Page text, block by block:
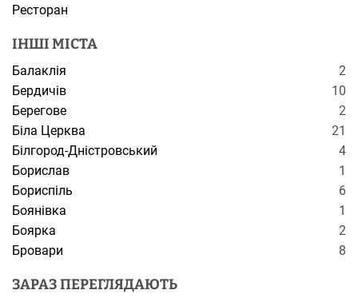
Ресторан
ІНШІ МІСТА
Балаклія
2
Бердичів
10
Берегове
2
Біла Церква
21
Білгород-Дністровський
4
Борислав
1
Бориспіль
6
Боянівка
1
Боярка
2
Бровари
8
ЗАРАЗ ПЕРЕГЛЯДАЮТЬ